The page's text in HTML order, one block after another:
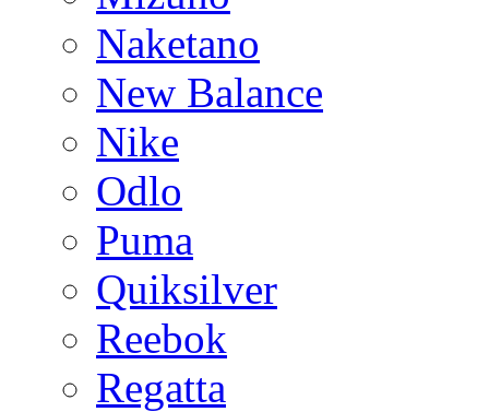
Naketano
New Balance
Nike
Odlo
Puma
Quiksilver
Reebok
Regatta